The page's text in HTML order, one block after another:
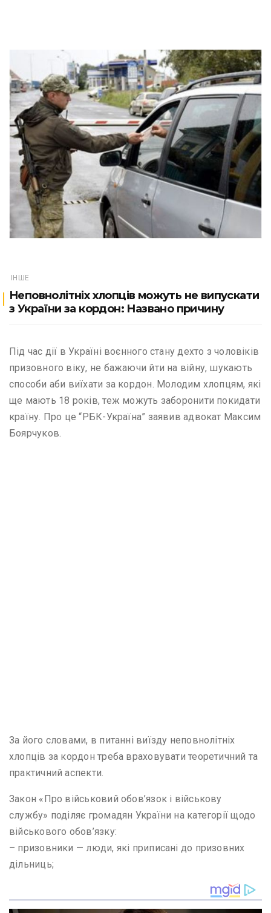
ІНШЕ
Неповнолітніх хлопців можуть не випускати
з України за кордон: Названо причину
Під час дії в Україні воєнного стану дехто з чоловіків
призовного віку, не бажаючи йти на війну, шукають
способи аби виїхати за кордон. Молодим хлопцям, які
ще мають 18 років, теж можуть заборонити покидати
країну. Про це “РБК-Україна” заявив адвокат Максим
Боярчуков.
За його словами, в питанні виїзду неповнолітніх
хлопців за кордон треба враховувати теоретичний та
практичний аспекти.
Закон «Про військовий обов’язок і військову
службу» поділяє громадян України на категорії щодо
військового обов’язку:
– призовники — люди, які приписані до призовних
дільниць;